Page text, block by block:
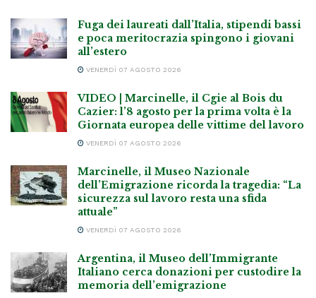
Fuga dei laureati dall’Italia, stipendi bassi
e poca meritocrazia spingono i giovani
all’estero
VENERDÌ 07 AGOSTO 2026
VIDEO | Marcinelle, il Cgie al Bois du
Cazier: l’8 agosto per la prima volta è la
Giornata europea delle vittime del lavoro
VENERDÌ 07 AGOSTO 2026
Marcinelle, il Museo Nazionale
dell’Emigrazione ricorda la tragedia: “La
sicurezza sul lavoro resta una sfida
attuale”
VENERDÌ 07 AGOSTO 2026
Argentina, il Museo dell’Immigrante
Italiano cerca donazioni per custodire la
memoria dell’emigrazione